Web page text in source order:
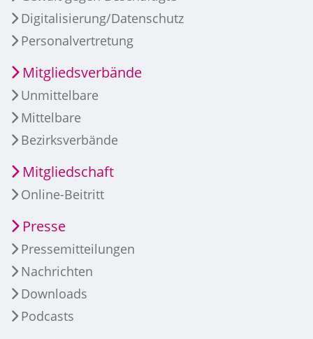
Digitalisierung/Datenschutz
Personalvertretung
Mitgliedsverbände
Unmittelbare
Mittelbare
Bezirksverbände
Mitgliedschaft
Online-Beitritt
Presse
Pressemitteilungen
Nachrichten
Downloads
Podcasts